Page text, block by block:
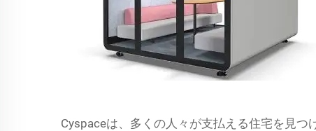
Cyspaceは、多くの人々が支払える住宅を見つ